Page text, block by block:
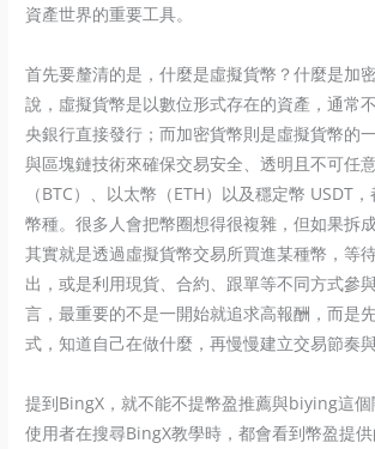
資產世界的重要工具。
首先要釐清的是，什麼是虛擬貨幣？什麼是加
說，虛擬貨幣是以數位形式存在的資產，通常
央銀行直接發行；而加密貨幣則是虛擬貨幣的
與區塊鏈技術來確保交易安全、透明且不可任
（BTC）、以太幣（ETH）以及穩定幣 USDT
幣種。很多人會把幣圈想得很複雜，但如果拆
其實就是透過虛擬貨幣交易所買進某種幣，等
出，或是利用現貨、合約、跟單等不同方式參
言，最重要的不是一開始就追求高報酬，而是
式，知道自己在做什麼，再慢慢建立交易節奏
提到BingX，就不能不提幣盈推薦與biying這
使用者在搜尋BingX教學時，都會看到幣盈提